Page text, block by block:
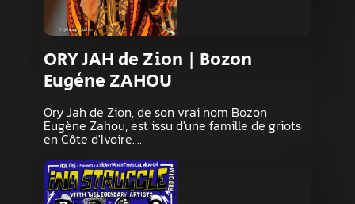
ORY JAH de Zion | Bozon
Eugène ZAHOU
Ory Jah de Zion, de son vrai nom Bozon
Eugène Zahou, est issu d'une famille de griots
en Côte d'Ivoire.…